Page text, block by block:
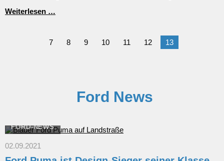
Weiterlesen …
besten
7 8 9 10 11 12 13
Ford News
FORD-NEWS
02.09.2021